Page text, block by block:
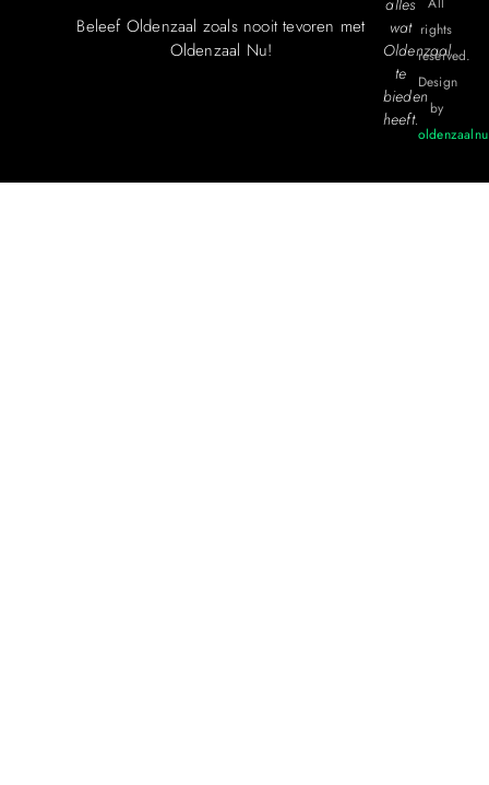
Beleef Oldenzaal zoals nooit tevoren met
Oldenzaal Nu!
alles
wat
Oldenzaal
te
bieden
heeft.
rights
reserved.
Design
by